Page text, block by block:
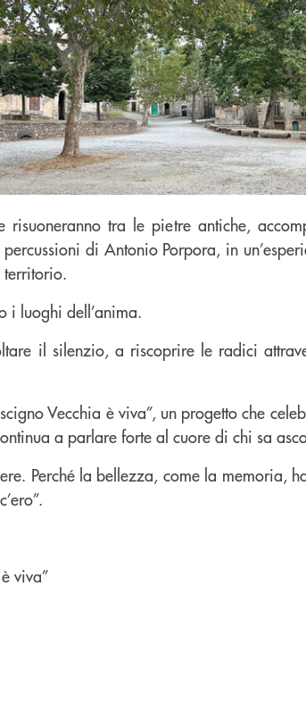
risuoneranno tra le pietre antiche,
di Antonio Porpora, in
territorio.
i luoghi dell’anima.
il silenzio, a riscoprire le radici
Vecchia è viva”, un progetto che
a parlare forte al cuore di chi sa
Perché la bellezza, come la memoria,
viva”